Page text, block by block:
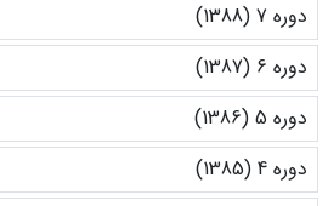
دوره 7 (1388)
دوره 6 (1387)
دوره 5 (1386)
دوره 4 (1385)